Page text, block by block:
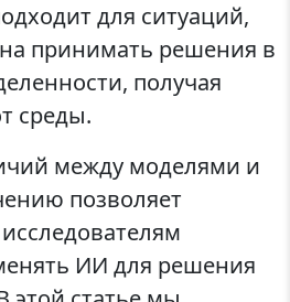
для ситуаций,
принимать решения в
получая
среды.
между моделями и
позволяет
ИИ для решения